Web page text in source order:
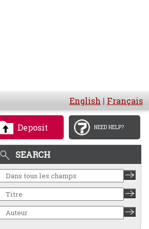
English | Français
Deposit NEED HELP?
SEARCH